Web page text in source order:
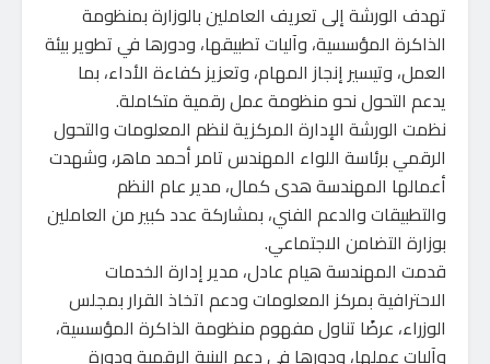
تهدف الورشة إلى تعريف العاملين بالوزارة بمنظومة
الذاكرة المؤسسية، وآليات تطبيقها، ودورها في تطوير بيئة
العمل، وتيسير إنجاز المهام، وتعزيز كفاءة الأداء، بما
يدعم التحول نحو منظومة عمل رقمية متكاملة.
نظمت الورشة الإدارة المركزية لنظم المعلومات والتحول
الرقمي برئاسة اللواء المهندس تامر أحمد ماهر، وشهدت
أعمالها المهندسة هدى كمال، مدير عام النظم
والتطبيقات والدعم الفني، بمشاركة عدد كبير من العاملين
بوزارة التضامن الاجتماعي.
قدمت المهندسة هيام عادل، مدير إدارة الخدمات
الاحترافية بمركز المعلومات ودعم اتخاذ القرار بمجلس
الوزراء، عرضًا تناول مفهوم منظومة الذاكرة المؤسسية،
وآليات عملها، ودورها في دعم البنية الرقمية ودورة